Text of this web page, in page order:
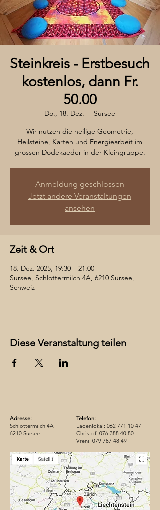
Steinkreis - Erstbesuch
kostenlos, dann Fr.
50.00
Do., 18. Dez.
  |
Sursee
Wir nutzen die heilige Geometrie,
Heilsteine, Karten und Energiearbeit im
grossen Dodekaeder in der Kleingruppe.
Anmeldung geschlossen
Jetzt andere Veranstaltungen
ansehen
Zeit & Ort
18. Dez. 2025, 19:30 – 21:00
Sursee, Schlottermilch 4A, 6210 Sursee,
Schweiz
Diese Veranstaltung teilen
Adresse:
Schlottermilch 4A
6210 Sursee
Telefon:
Ladenlokal: 062 771 10 47
Christof: 076 388 40 80
Vreni: 079 787 48 49